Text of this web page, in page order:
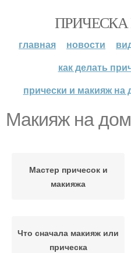
главная новости
как делать
прически и макияж на
Макияж на
Мастер причесок и
макияжа
Что сначала макияж или
прическа